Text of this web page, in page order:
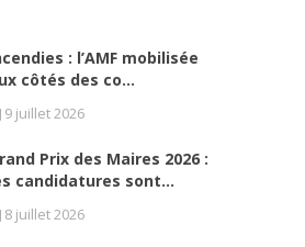
: l’AMF mobilisée
côtés des co...
9 juillet 2026
Prix des Maires 2026 :
candidatures sont...
8 juillet 2026